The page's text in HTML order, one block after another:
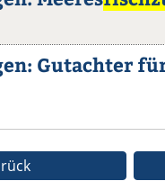
Gutachter